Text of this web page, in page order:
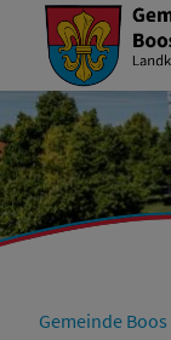
Gemeinde Boos